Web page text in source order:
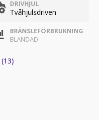
DRIVHJUL
Tvåhjulsdriven
BRÄNSLEFÖRBRUKNING
BLANDAD
(13)